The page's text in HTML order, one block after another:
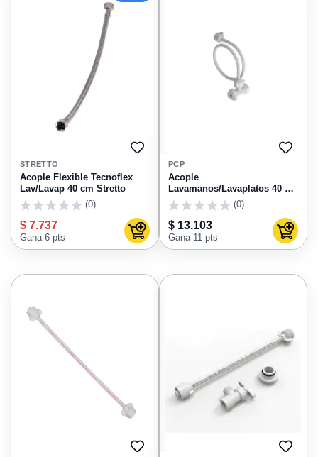
AGREGAR
FAVORITOS
STRETTO
Acople Flexible Tecnoflex
Lav/Lavap 40 cm Stretto
(0)
$ 7.737
Gana 6 pts Agregar al carrito
PCP
Acople
Lavamanos/Lavaplatos 40 cm
C/Registro 2002 Pcp
(0)
$ 13.103
Gana 11 pts
AGREGAR